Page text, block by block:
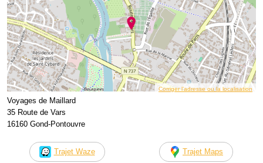
Corriger l’adresse ou la localisation
Voyages de Maillard
35 Route de Vars
16160 Gond-Pontouvre
Trajet Waze Trajet Maps